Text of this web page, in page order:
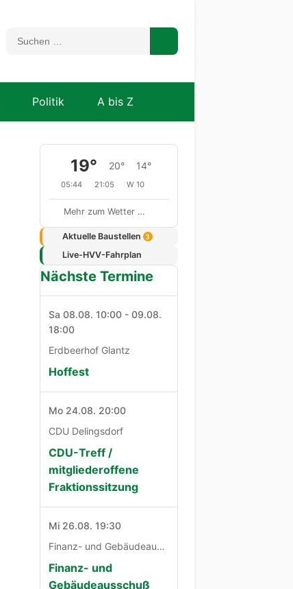
Politik A bis Z
19° 20° 14°
05:44 21:05 W 10
Mehr zum Wetter …
Aktuelle Baustellen 3
Live-HVV-Fahrplan
Nächste Termine
Sa 08.08. 10:00 - 09.08.
18:00
Erdbeerhof Glantz
Hoffest
Mo 24.08. 20:00
CDU Delingsdorf
CDU-Treff /
mitgliederoffene
Fraktionssitzung
Mi 26.08. 19:30
Finanz- und Gebäudeausschuß
Finanz- und
Gebäudeausschuß